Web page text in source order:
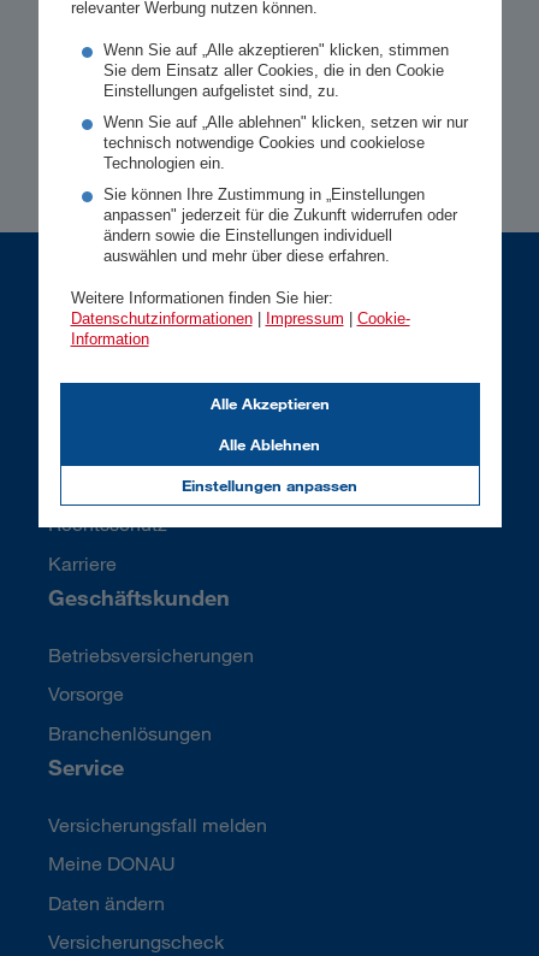
relevanter Werbung nutzen können.
Wenn Sie auf „Alle akzeptieren" klicken, stimmen
Sie dem Einsatz aller Cookies, die in den Cookie
Einstellungen aufgelistet sind, zu.
Wenn Sie auf „Alle ablehnen" klicken, setzen wir nur
technisch notwendige Cookies und cookielose
Technologien ein.
Sie können Ihre Zustimmung in „Einstellungen
anpassen" jederzeit für die Zukunft widerrufen oder
ändern sowie die Einstellungen individuell
auswählen und mehr über diese erfahren.
Weitere Informationen finden Sie hier:
Datenschutzinformationen| Impressum
Cookie-
Information
Einstellungen anpassen
Alle Ablehnen
Alle Akzeptieren
Privatkunden
Rechtsschutz
Karriere
Geschäftskunden
Betriebsversicherungen
Vorsorge
Branchenlösungen
Service
Versicherungsfall melden
Meine DONAU
Daten ändern
Versicherungscheck
16.234 Kundenbewertungen1